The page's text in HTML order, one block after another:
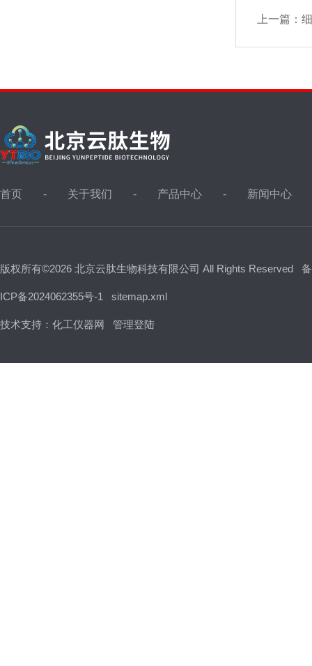
上一篇：
首页 关于我们 产品中心 新闻中心
版权所有©2026 北京云肽生物科技有限公司 All Rights Reserved
ICP备2024062355号-1 sitemap.xml
技术支持： 化工仪器网 管理登陆